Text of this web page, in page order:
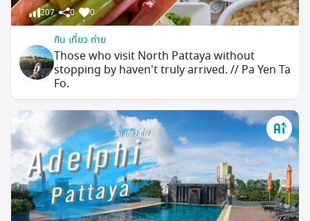
207 0 0
กิน เที่ยว ถ่าย
Those who visit North Pattaya without
stopping by haven't truly arrived. // Pa Yen Ta
Fo.